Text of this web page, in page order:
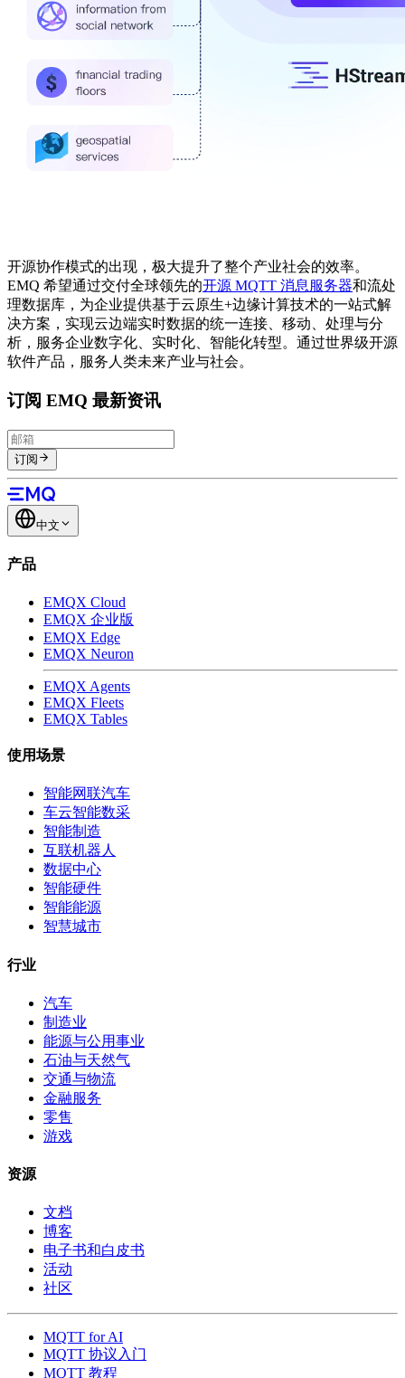
开源协作模式的出现，极大提升了整个产业社会的效率。
EMQ 希望通过交付全球领先的开源 MQTT 消息服务器和流处
理数据库，为企业提供基于云原生+边缘计算技术的一站式解
决方案，实现云边端实时数据的统一连接、移动、处理与分
析，服务企业数字化、实时化、智能化转型。通过世界级开源
软件产品，服务人类未来产业与社会。
订阅 EMQ 最新资讯
订阅
中文
产品
EMQX Cloud
EMQX 企业版
EMQX Edge
EMQX Neuron
EMQX Agents
EMQX Fleets
EMQX Tables
使用场景
智能网联汽车
车云智能数采
智能制造
互联机器人
数据中心
智能硬件
智能能源
智慧城市
行业
汽车
制造业
能源与公用事业
石油与天然气
交通与物流
金融服务
零售
游戏
资源
文档
博客
电子书和白皮书
活动
社区
MQTT for AI
MQTT 协议入门
MQTT 教程